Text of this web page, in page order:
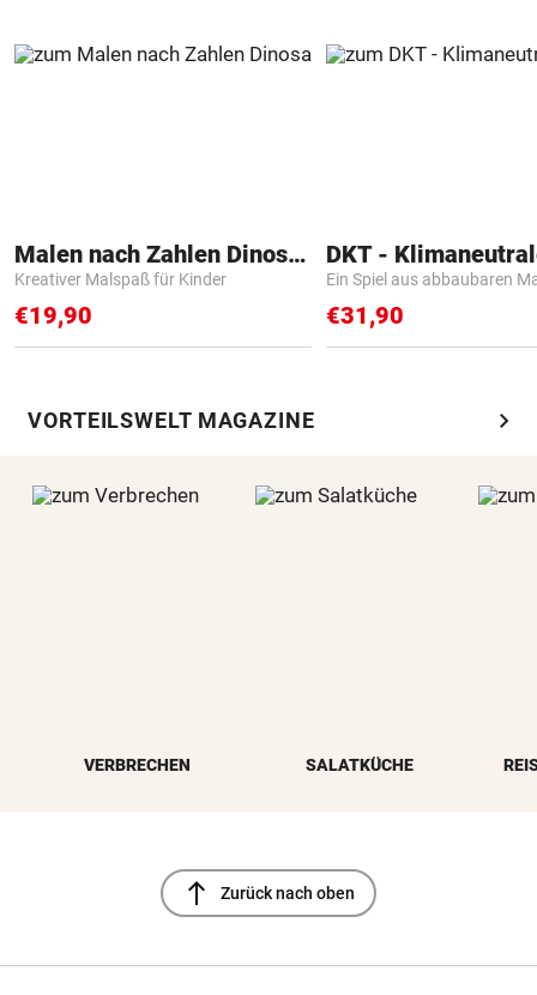
Malen nach Zahlen Dinosaurier
Kreativer Malspaß für Kinder
€19,90
Ein Spiel aus abbaubaren
€31,90
VORTEILSWELT MAGAZINE chevron_right
VERBRECHEN SALATKÜCHE
north Zurück nach oben